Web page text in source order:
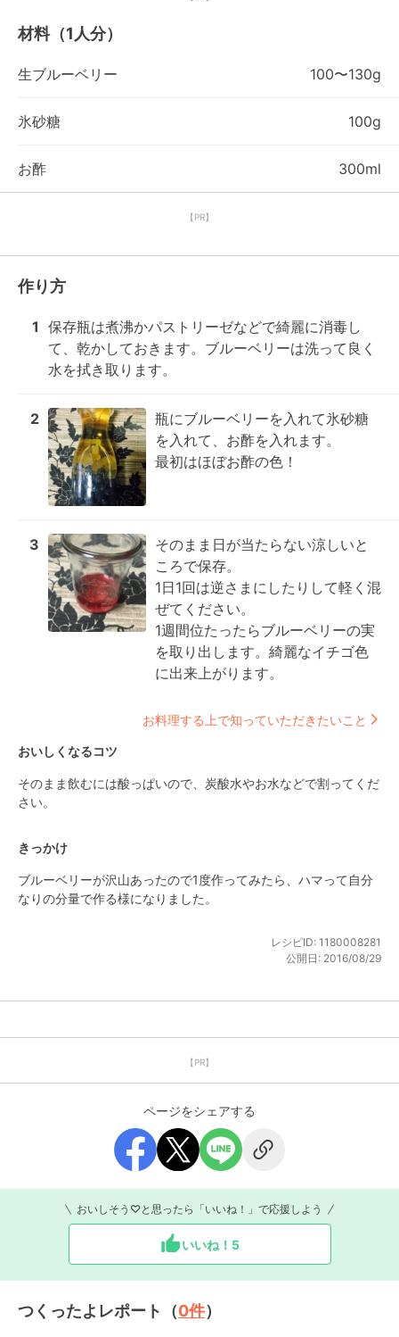
材料（1人分）
生ブルーベリー 100〜130g
氷砂糖 100g
お酢 300ml
【PR】
作り方
1 保存瓶は煮沸かパストリーゼなどで綺麗に消毒し
て、乾かしておきます。ブルーベリーは洗って良く
水を拭き取ります。
2
瓶にブルーベリーを入れて氷砂糖
を入れて、お酢を入れます。
最初はほぼお酢の色！
3
そのまま日が当たらない涼しいと
ころで保存。
1日1回は逆さまにしたりして軽く混
ぜてください。
1週間位たったらブルーベリーの実
を取り出します。綺麗なイチゴ色
に出来上がります。
お料理する上で知っていただきたいこと
おいしくなるコツ
そのまま飲むには酸っぱいので、炭酸水やお水などで割ってくだ
さい。
きっかけ
ブルーベリーが沢山あったので1度作ってみたら、ハマって自分
なりの分量で作る様になりました。
レシピID: 1180008281
公開日: 2016/08/29
【PR】
ページをシェアする
おいしそう♡と思ったら「いいね！」で応援しよう
いいね！ 5
つくったよレポート（0件）